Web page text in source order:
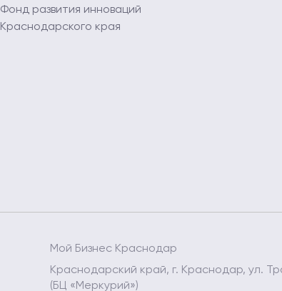
Фонд развития инноваций
Краснодарского края
Мой Бизнес Краснодар
Краснодарский край, г. Краснодар, ул.
(БЦ «Меркурий»)